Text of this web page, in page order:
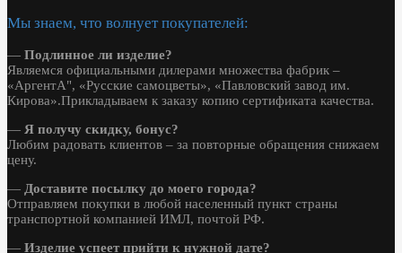
Мы знаем, что волнует покупателей:
— Подлинное ли изделие?
Являемся официальными дилерами множества фабрик –
«АргентА", «Русские самоцветы», «Павловский завод им.
Кирова».Прикладываем к заказу копию сертификата качества.
— Я получу скидку, бонус?
Любим радовать клиентов – за повторные обращения снижаем
цену.
— Доставите посылку до моего города?
Отправляем покупки в любой населенный пункт страны
транспортной компанией ИМЛ, почтой РФ.
— Изделие успеет прийти к нужной дате?